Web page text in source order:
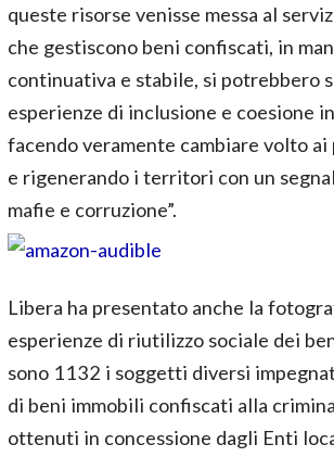
queste risorse venisse messa al
che gestiscono beni confiscati, in
continuativa e stabile, si potrebbero
esperienze di inclusione e coesione
facendo veramente cambiare volto
e rigenerando i territori con un
mafie e corruzione”.
Libera ha presentato anche la
esperienze di riutilizzo sociale dei
sono 1132 i soggetti diversi
di beni immobili confiscati alla
ottenuti in concessione dagli Enti